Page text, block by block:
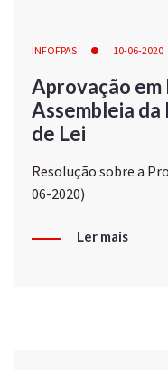
INFOFPAS 10-06-2020
Aprovação em
Assembleia
de Lei
Resolução sobre a
06-2020)
Ler mais